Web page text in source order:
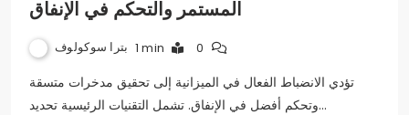
المستمر والتحكم في الإنفاق
بترا سوكولوف 1 min 0
تؤدي الانضباط الفعال في الميزانية إلى تحقيق مدخرات متسقة
وتحكم أفضل في الإنفاق. تشمل التقنيات الرئيسية تحديد…